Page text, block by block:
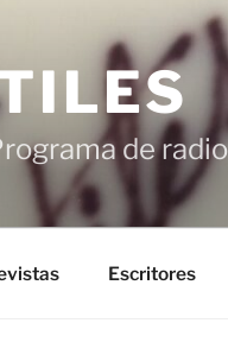
de radio
Escritores